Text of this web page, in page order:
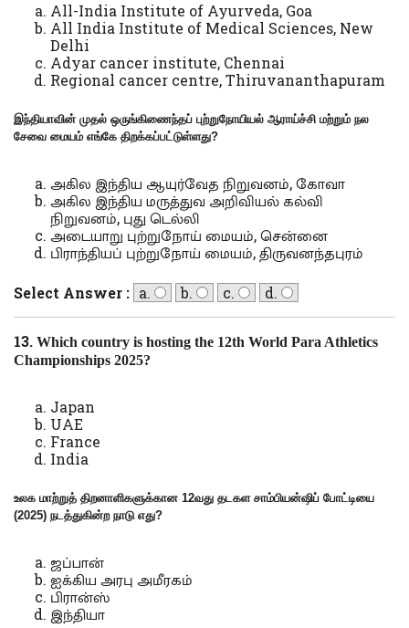
All-India Institute of Ayurveda, Goa
All India Institute of Medical Sciences, New
Delhi
Adyar cancer institute, Chennai
Regional cancer centre, Thiruvananthapuram
இந்தியாவின் முதல் ஒருங்கிணைந்தப் புற்றுநோயியல் ஆராய்ச்சி மற்றும் நல
சேவை மையம் எங்கே திறக்கப்பட்டுள்ளது?
அகில இந்திய ஆயுர்வேத நிறுவனம், கோவா
அகில இந்திய மருத்துவ அறிவியல் கல்வி
நிறுவனம், புது டெல்லி
அடையாறு புற்றுநோய் மையம், சென்னை
பிராந்தியப் புற்றுநோய் மையம், திருவனந்தபுரம்
Select Answer : a. b. c. d.
13.Which country is hosting the 12th World Para Athletics
Championships 2025?
Japan
UAE
France
India
உலக மாற்றுத் திறனாளிகளுக்கான 12வது தடகள சாம்பியன்ஷிப் போட்டியை
(2025) நடத்துகின்ற நாடு எது?
ஜப்பான்
ஐக்கிய அரபு அமீரகம்
பிரான்ஸ்
இந்தியா